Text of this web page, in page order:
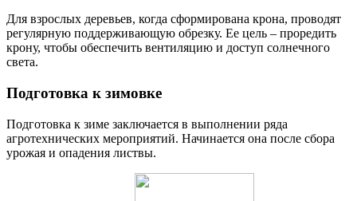
Для взрослых деревьев, когда сформирована крона, проводят
регулярную поддерживающую обрезку. Ее цель – проредить
крону, чтобы обеспечить вентиляцию и доступ солнечного
света.
Подготовка к зимовке
Подготовка к зиме заключается в выполнении ряда
агротехнических мероприятий. Начинается она после сбора
урожая и опадения листвы.